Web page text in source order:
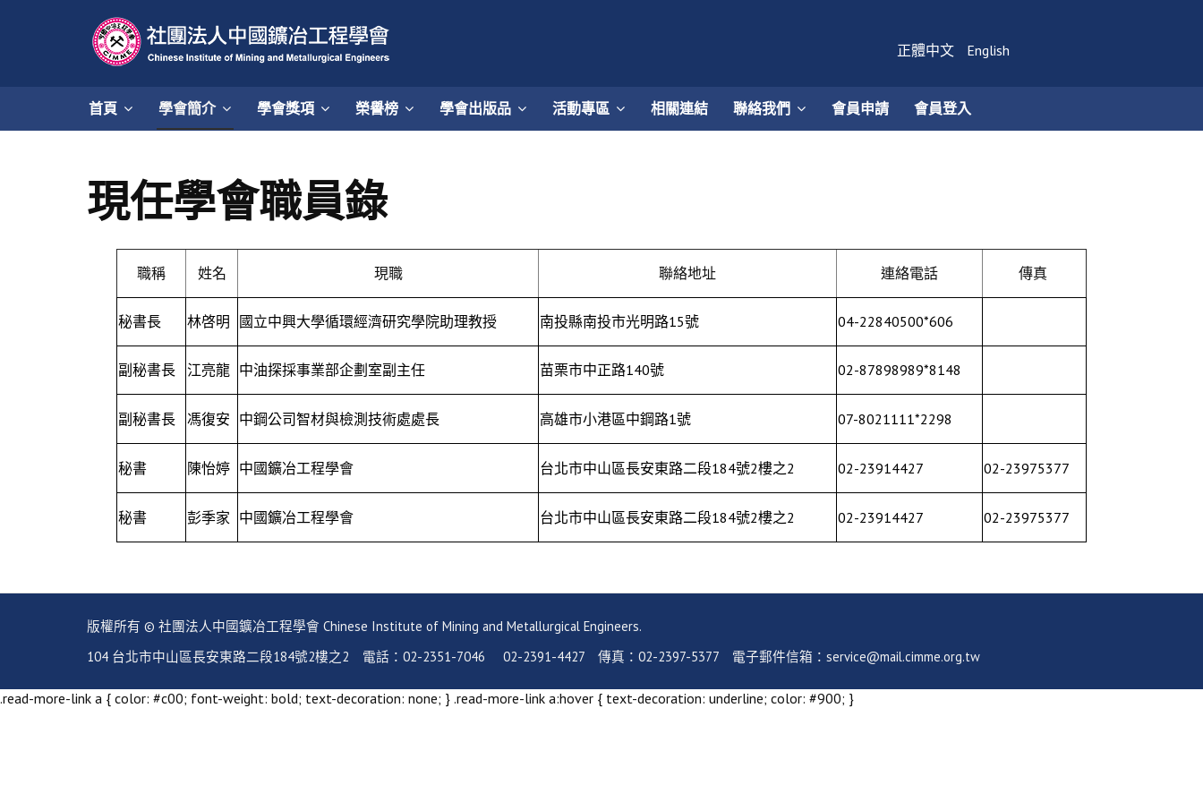
正體中文 English
首頁 學會簡介 學會獎項 榮譽榜 學會出版品 活動專區 相關連結 聯絡我們 會員申請 會員登入
現任學會職員錄
職稱 姓名 現職 聯絡地址 連絡電話 傳真
秘書長 林啓明 國立中興大學循環經濟研究學院助理教授 南投縣南投市光明路15號 04-22840500*606
副秘書長 江亮龍 中油探採事業部企劃室副主任 苗栗市中正路140號 02-87898989*8148
副秘書長 馮復安 中鋼公司智材與檢測技術處處長 高雄市小港區中鋼路1號 07-8021111*2298
秘書 陳怡婷 中國鑛冶工程學會 台北市中山區長安東路二段184號2樓之2 02-23914427 02-23975377
秘書 彭季家 中國鑛冶工程學會 台北市中山區長安東路二段184號2樓之2 02-23914427 02-23975377
版權所有 © 社團法人中國鑛冶工程學會 Chinese Institute of Mining and Metallurgical Engineers.
104 台北市中山區長安東路二段184號2樓之2 電話：02-2351-7046 02-2391-4427 傳真：02-2397-5377 電子郵件信箱：service@mail.cimme.org.tw
.read-more-link a { color: #c00; font-weight: bold; text-decoration: none; } .read-more-link a:hover { text-decoration: underline; color: #900; }